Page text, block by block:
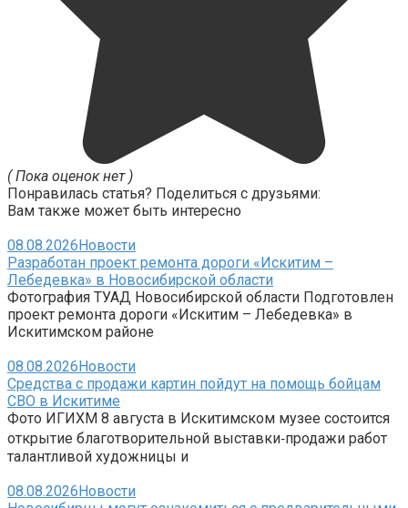
( Пока оценок нет )
Понравилась статья? Поделиться с друзьями:
Вам также может быть интересно
08.08.2026Новости
Разработан проект ремонта дороги «Искитим –
Лебедевка» в Новосибирской области
Фотография ТУАД Новосибирской области Подготовлен
проект ремонта дороги «Искитим – Лебедевка» в
Искитимском районе
08.08.2026Новости
Средства с продажи картин пойдут на помощь бойцам
СВО в Искитиме
Фото ИГИХМ 8 августа в Искитимском музее состоится
открытие благотворительной выставки‑продажи работ
талантливой художницы и
08.08.2026Новости